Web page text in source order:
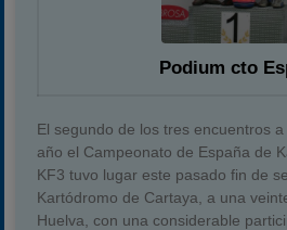
Podium cto
El segundo de los tres encuentros
año el Campeonato de España de
KF3 tuvo lugar este pasado fin de
Kartódromo de Cartaya, a una
Huelva, con una considerable